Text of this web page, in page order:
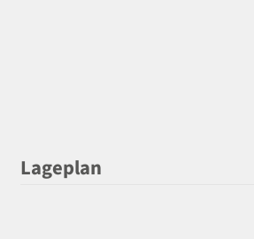
Lageplan